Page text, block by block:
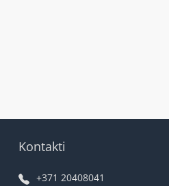
Kontakti
+371 20408041